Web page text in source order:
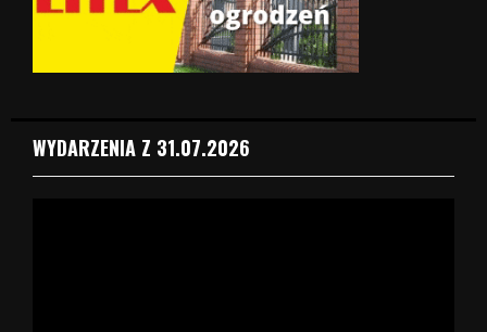
WYDARZENIA Z 31.07.2026